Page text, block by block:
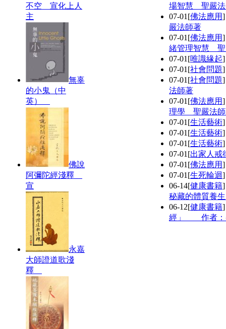
不空 宣化上人
主
無辜
的小鬼（中
英）
佛說
阿彌陀經淺釋
宣
永嘉
大師證道歌淺
釋
場智慧 聖嚴
07-01 [佛法應用
嚴法師著
07-01 [佛法應用
緒管理智慧
07-01 [唯識緣起
07-01 [社會問題
07-01 [社會問題
法師著
07-01 [佛法應用
理學 聖嚴法
07-01 [生活藝術
07-01 [生活藝術
07-01 [生活藝術
07-01 [出家人戒
07-01 [佛法應用
07-01 [生死輪迴
06-14[健康書籍
秘藏的體質養
06-12[健康書籍
經」 作者：